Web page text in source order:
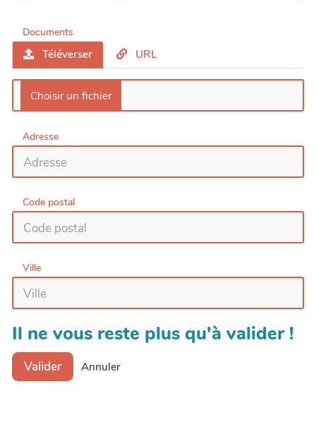
Documents
Téléverser URL
Adresse
Code postal
Ville
Il ne vous reste plus qu'à valider !
Valider Annuler